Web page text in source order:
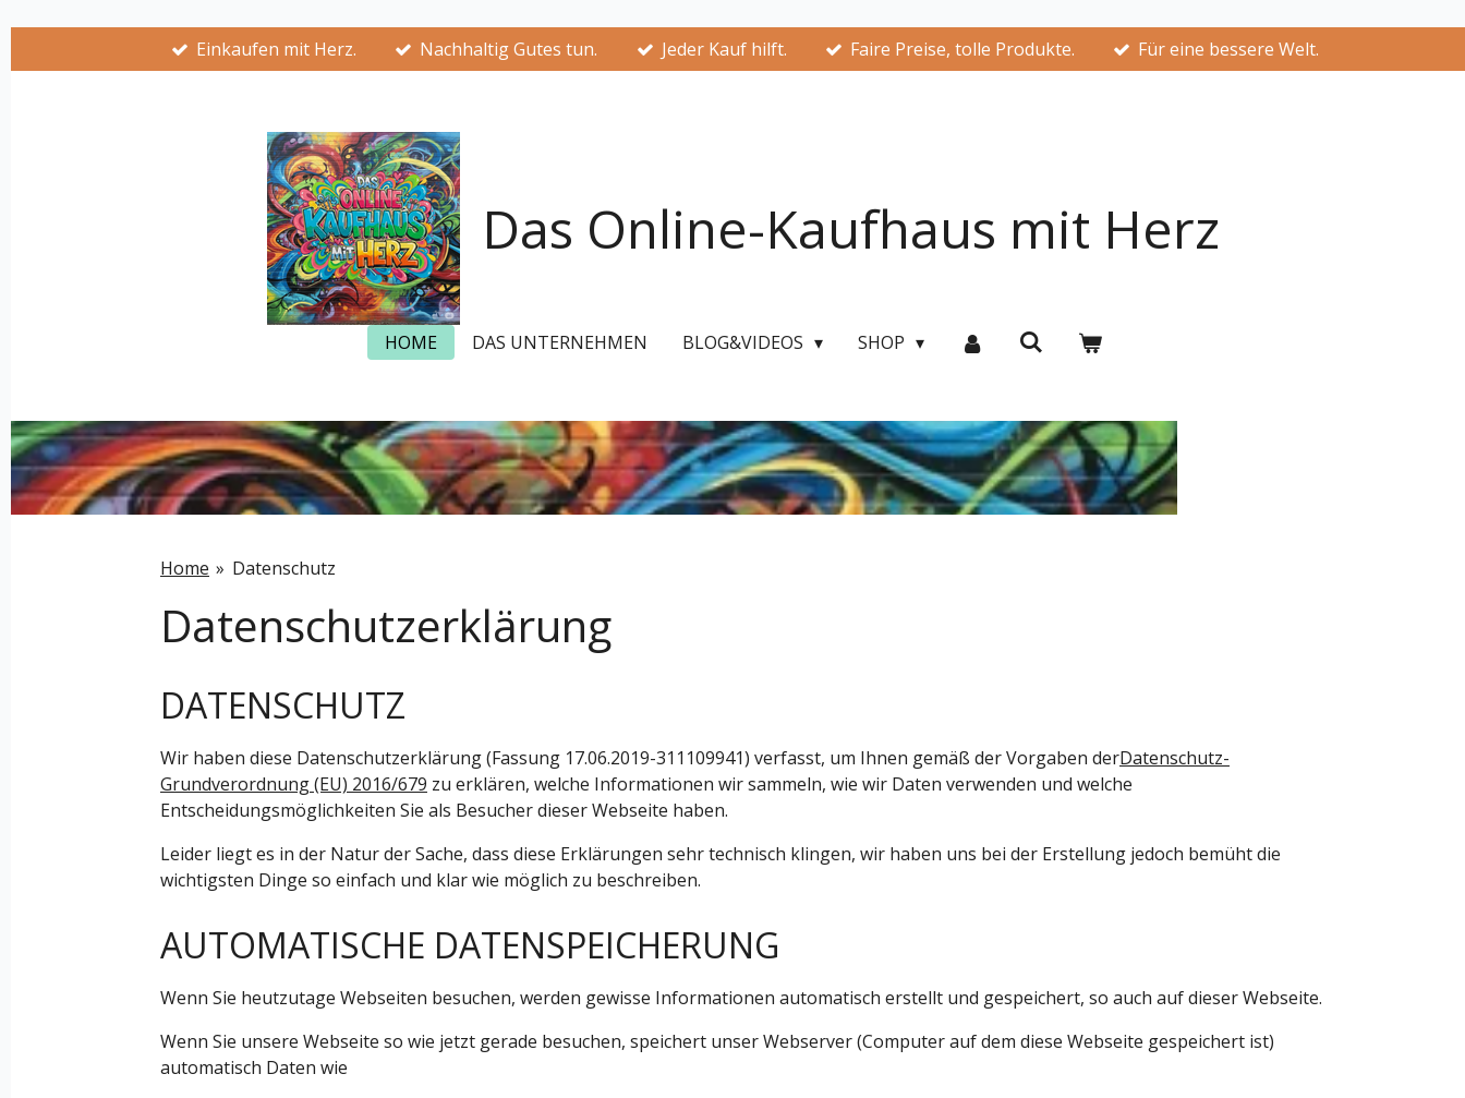
springen
Einkaufen mit Herz. Nachhaltig Gutes tun. Jeder Kauf hilft. Faire Preise, tolle Produkte. Für eine bessere Welt.
Das Online-Kaufhaus mit Herz
HOME DAS UNTERNEHMEN BLOG&VIDEOS SHOP
Home » Datenschutz
Datenschutzerklärung
DATENSCHUTZ
Wir haben diese Datenschutzerklärung (Fassung 17.06.2019-311109941) verfasst, um Ihnen gemäß der Vorgaben derDatenschutz-
Grundverordnung (EU) 2016/679 zu erklären, welche Informationen wir sammeln, wie wir Daten verwenden und welche
Entscheidungsmöglichkeiten Sie als Besucher dieser Webseite haben.
Leider liegt es in der Natur der Sache, dass diese Erklärungen sehr technisch klingen, wir haben uns bei der Erstellung jedoch bemüht die
wichtigsten Dinge so einfach und klar wie möglich zu beschreiben.
AUTOMATISCHE DATENSPEICHERUNG
Wenn Sie heutzutage Webseiten besuchen, werden gewisse Informationen automatisch erstellt und gespeichert, so auch auf dieser Webseite.
Wenn Sie unsere Webseite so wie jetzt gerade besuchen, speichert unser Webserver (Computer auf dem diese Webseite gespeichert ist)
automatisch Daten wie